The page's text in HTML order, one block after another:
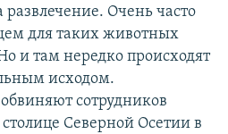
развлечение. Очень часто
для таких животных
и там нередко происходят
исходом.
сотрудников
столице Северной Осетии в